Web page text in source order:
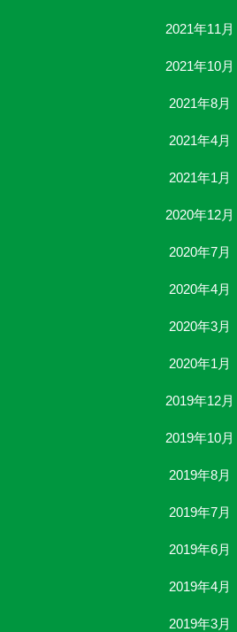
2021年11月
2021年10月
2021年8月
2021年4月
2021年1月
2020年12月
2020年7月
2020年4月
2020年3月
2020年1月
2019年12月
2019年10月
2019年8月
2019年7月
2019年6月
2019年4月
2019年3月